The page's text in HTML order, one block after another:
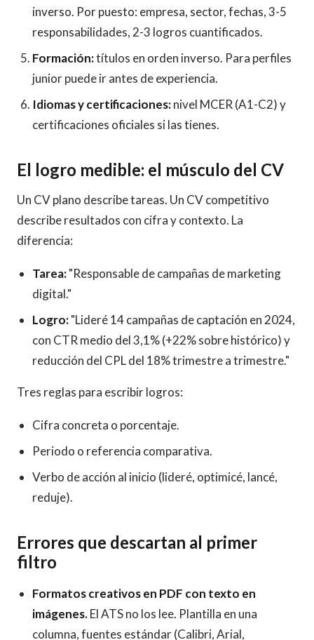
inverso. Por puesto: empresa, sector, fechas, 3-5
responsabilidades, 2-3 logros cuantificados.
Formación:títulos en orden inverso. Para perfiles
junior puede ir antes de experiencia.
Idiomas y certificaciones:nivel MCER (A1-C2) y
certificaciones oficiales si las tienes.
El logro medible: el músculo del CV
Un CV plano describe tareas. Un CV competitivo
describe resultados con cifra y contexto. La
diferencia:
Tarea:"Responsable de campañas de marketing
digital."
Logro:"Lideré 14 campañas de captación en 2024,
con CTR medio del 3,1% (+22% sobre histórico) y
reducción del CPL del 18% trimestre a trimestre."
Tres reglas para escribir logros:
Cifra concreta o porcentaje.
Periodo o referencia comparativa.
Verbo de acción al inicio (lideré, optimicé, lancé,
reduje).
Errores que descartan al primer
filtro
Formatos creativos en PDF con texto en
imágenes.El ATS no los lee. Plantilla en una
columna, fuentes estándar (Calibri, Arial,